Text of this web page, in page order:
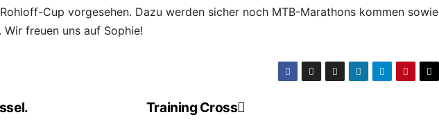
Cup vorgesehen. Dazu werden sicher noch MTB-Marathons kommen sowie
freuen uns auf Sophie!
Training Cross